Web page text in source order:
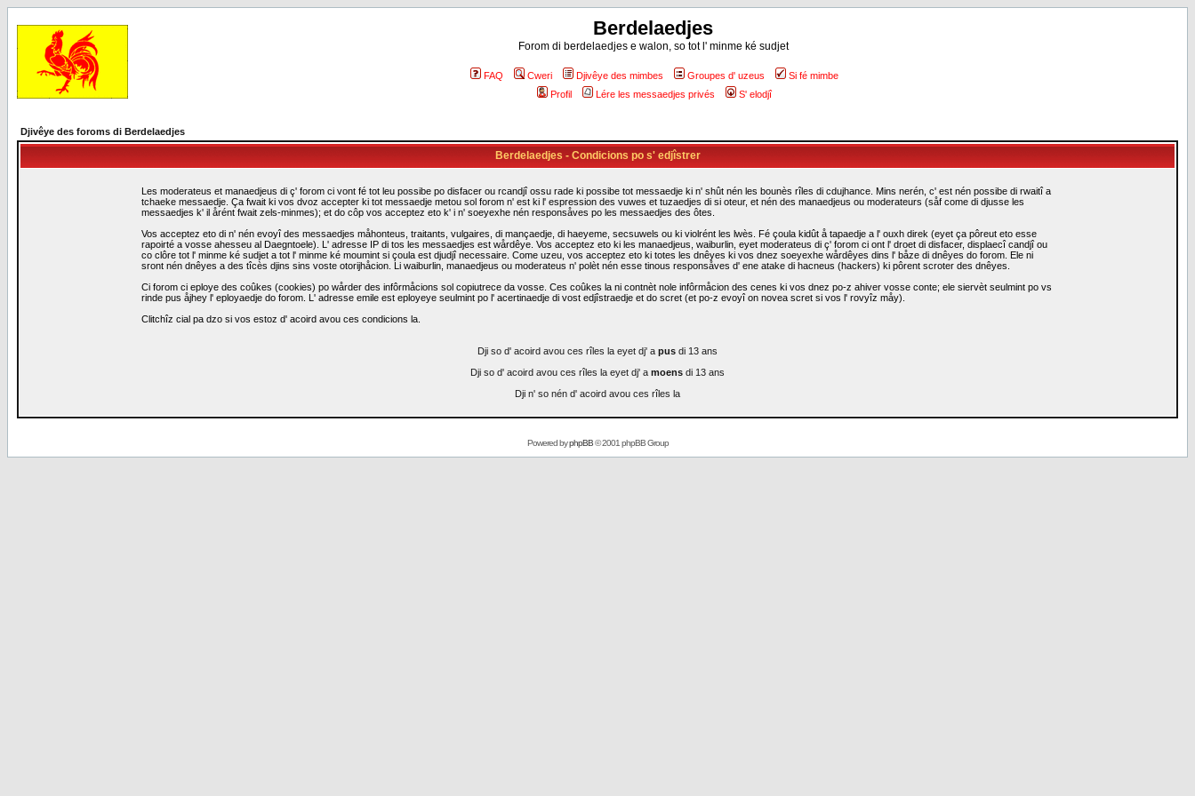
Berdelaedjes
Forom di berdelaedjes e walon, so tot l' minme ké sudjet
FAQ Cweri Djivêye des mimbes Groupes d' uzeus
Si fé mimbe
Profil
Lére les messaedjes privés S' elodjî
Djivêye des foroms di Berdelaedjes
Berdelaedjes - Condicions po s' edjîstrer
Les moderateus et manaedjeus di ç' forom ci vont fé tot leu possibe po disfacer ou rcandjî ossu rade ki possibe tot messaedje ki n' shût nén les bounès rîles di cdujhance. Mins nerén, c' est nén possibe di rwaitî a
tchaeke messaedje. Ça fwait ki vos dvoz accepter ki tot messaedje metou sol forom n' est ki l' espression des vuwes et tuzaedjes di si oteur, et nén des manaedjeus ou moderateurs (såf come di djusse les
messaedjes k' il årént fwait zels-minmes); et do côp vos acceptez eto k' i n' soeyexhe nén responsåves po les messaedjes des ôtes.
Vos acceptez eto di n' nén evoyî des messaedjes måhonteus, traitants, vulgaires, di mançaedje, di haeyeme, secsuwels ou ki violrént les lwès. Fé çoula kidût å tapaedje a l' ouxh direk (eyet ça pôreut eto esse
rapoirté a vosse ahesseu al Daegntoele). L' adresse IP di tos les messaedjes est wårdêye. Vos acceptez eto ki les manaedjeus, waiburlin, eyet moderateus di ç' forom ci ont l' droet di disfacer, displaecî candjî ou
co clôre tot l' minme ké sudjet a tot l' minme ké moumint si çoula est djudjî necessaire. Come uzeu, vos acceptez eto ki totes les dnêyes ki vos dnez soeyexhe wårdêyes dins l' båze di dnêyes do forom. Ele ni
sront nén dnêyes a des tîcès djins sins voste otorijhåcion. Li waiburlin, manaedjeus ou moderateus n' polèt nén esse tinous responsåves d' ene atake di hacneus (hackers) ki pôrent scroter des dnêyes.
Ci forom ci eploye des coûkes (cookies) po wårder des infôrmåcions sol copiutrece da vosse. Ces coûkes la ni contnèt nole infôrmåcion des cenes ki vos dnez po-z ahiver vosse conte; ele siervèt seulmint po vs
rinde pus åjhey l' eployaedje do forom. L' adresse emile est eployeye seulmint po l' acertinaedje di vost edjîstraedje et do scret (et po-z evoyî on novea scret si vos l' rovyîz måy).
Clitchîz cial pa dzo si vos estoz d' acoird avou ces condicions la.
Dji so d' acoird avou ces rîles la eyet dj' a pus di 13 ans
Dji so d' acoird avou ces rîles la eyet dj' a moens di 13 ans
Dji n' so nén d' acoird avou ces rîles la
Powered byphpBB© 2001 phpBB Group